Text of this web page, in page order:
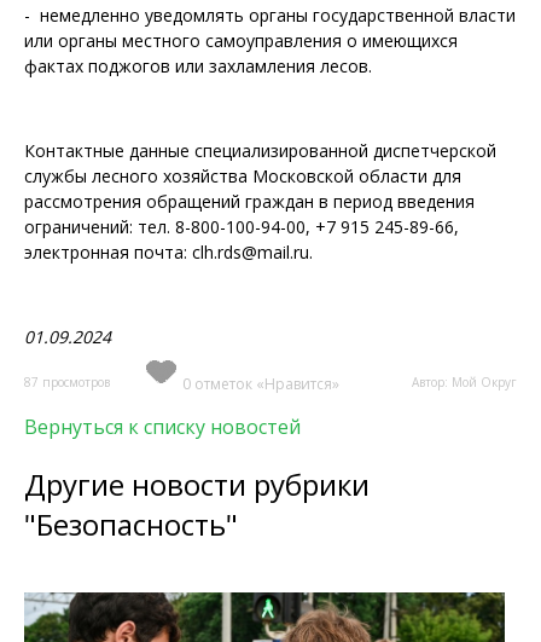
- немедленно уведомлять органы государственной власти
или органы местного самоуправления о имеющихся
фактах поджогов или захламления лесов.
Контактные данные специализированной диспетчерской
службы лесного хозяйства Московской области для
рассмотрения обращений граждан в период введения
ограничений: тел. 8-800-100-94-00, +7 915 245-89-66,
электронная почта: clh.rds@mail.ru.
01.09.2024
87 просмотров 0 отметок «Нравится» Автор: Мой Округ
Вернуться к списку новостей
Другие новости рубрики
"Безопасность"